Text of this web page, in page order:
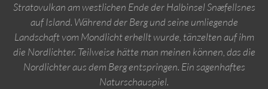
Stratovulkan am westlichen Ende der Halbinsel Snæfellsnes
auf Island. Während der Berg und seine umliegende
Landschaft vom Mondlicht erhellt wurde, tänzelten auf ihm
die Nordlichter. Teilweise hätte man meinen können, das die
Nordlichter aus dem Berg entspringen. Ein sagenhaftes
Naturschauspiel.